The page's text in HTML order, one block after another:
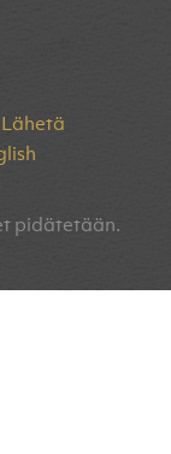
Lähetä
pidätetään.